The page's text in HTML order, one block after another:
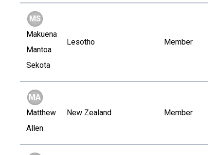
MS
Makuena
Mantoa
Sekota
Lesotho Member
MA
Matthew
Allen
New Zealand Member